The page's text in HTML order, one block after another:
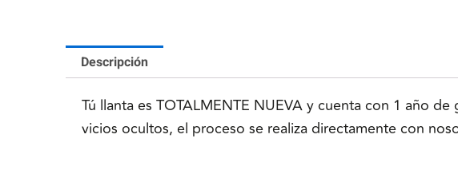
Descripción
Tú llanta es TOTALMENTE NUEVA y cuenta con 1 año
vicios ocultos, el proceso se realiza directamente con